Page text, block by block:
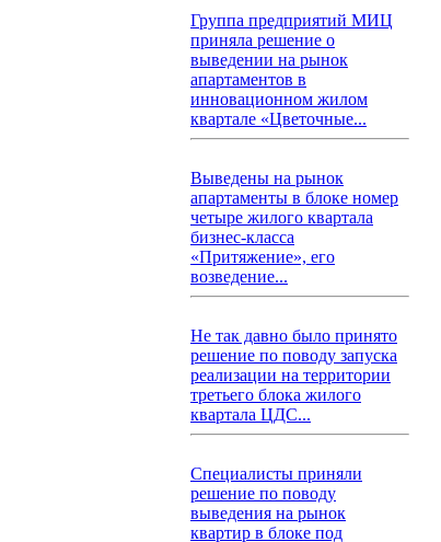
Группа предприятий МИЦ
приняла решение о
выведении на рынок
апартаментов в
инновационном жилом
квартале «Цветочные...
Выведены на рынок
апартаменты в блоке номер
четыре жилого квартала
бизнес-класса
«Притяжение», его
возведение...
Не так давно было принято
решение по поводу запуска
реализации на территории
третьего блока жилого
квартала ЦДС...
Специалисты приняли
решение по поводу
выведения на рынок
квартир в блоке под